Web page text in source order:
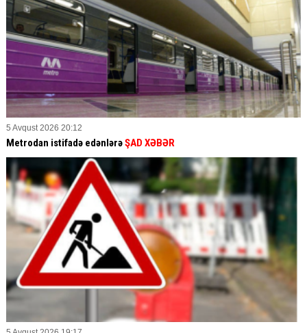
5 Avqust 2026 20:12
Metrodan istifadə edənlərəŞAD XƏBƏR